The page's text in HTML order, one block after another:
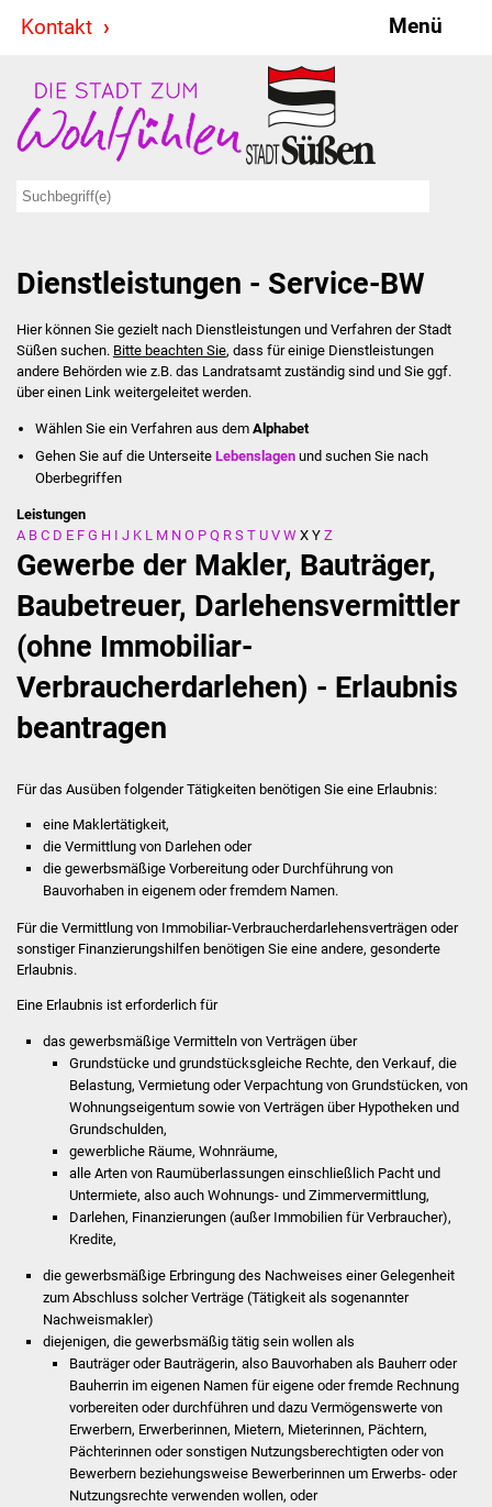
Kontakt Menü
Stadt & Politik
Bürgermeister
Ausschüsse
Ratsinformationssystem
Jugendbeirat
Summerrockfestival
Stadtverwaltung
Ansprechpartner
Stellenangebote
Veröffentlichungen
FNP / Bebauungspläne
Wahlen
Jubiläumsjahr 2021
Partnerstädte
Projekte
Schulentwicklung Bizet
Ortsentwicklung
Presse
Bürger & Service
Dienstleistungen - Service-BW
Hier können Sie gezielt nach Dienstleistungen und Verfahren der Stadt
Süßen suchen. Bitte beachten Sie, dass für einige Dienstleistungen
andere Behörden wie z.B. das Landratsamt zuständig sind und Sie ggf.
über einen Link weitergeleitet werden.
Wählen Sie ein Verfahren aus dem Alphabet
Gehen Sie auf die UnterseiteLebenslagen und suchen Sie nach
Oberbegriffen
Leistungen
A B C D E F G H I J K L M N O P Q R S T U V W X Y Z
Gewerbe der Makler, Bauträger,
Baubetreuer, Darlehensvermittler
(ohne Immobiliar-
Verbraucherdarlehen) - Erlaubnis
beantragen
Für das Ausüben folgender Tätigkeiten benötigen Sie eine Erlaubnis:
eine Maklertätigkeit,
die Vermittlung von Darlehen oder
die gewerbsmäßige Vorbereitung oder Durchführung von
Bauvorhaben in eigenem oder fremdem Namen.
Für die Vermittlung von Immobiliar-Verbraucherdarlehensverträgen oder
sonstiger Finanzierungshilfen benötigen Sie eine andere, gesonderte
Erlaubnis.
Eine Erlaubnis ist erforderlich für
das gewerbsmäßige Vermitteln von Verträgen über
Grundstücke und grundstücksgleiche Rechte, den Verkauf, die
Belastung, Vermietung oder Verpachtung von Grundstücken, von
Wohnungseigentum sowie von Verträgen über Hypotheken und
Grundschulden,
gewerbliche Räume, Wohnräume,
alle Arten von Raumüberlassungen einschließlich Pacht und
Untermiete,also auch Wohnungs- und Zimmervermittlung,
Darlehen, Finanzierungen (außer Immobilien für Verbraucher),
Kredite,
die gewerbsmäßige Erbringung des Nachweises einer Gelegenheit
zum Abschluss solcher Verträge (Tätigkeit als sogenannter
Nachweismakler)
diejenigen, die gewerbsmäßig tätig sein wollen als
Bauträger oder Bauträgerin, also Bauvorhaben als Bauherr oder
Bauherrin im eigenen Namen für eigene oder fremde Rechnung
vorbereiten oder durchführen und dazu Vermögenswerte von
Erwerbern, Erwerberinnen, Mietern, Mieterinnen, Pächtern,
Pächterinnen oder sonstigen Nutzungsberechtigten oder von
Bewerbern beziehungsweise Bewerberinnen um Erwerbs- oder
Nutzungsrechte verwenden wollen, oder